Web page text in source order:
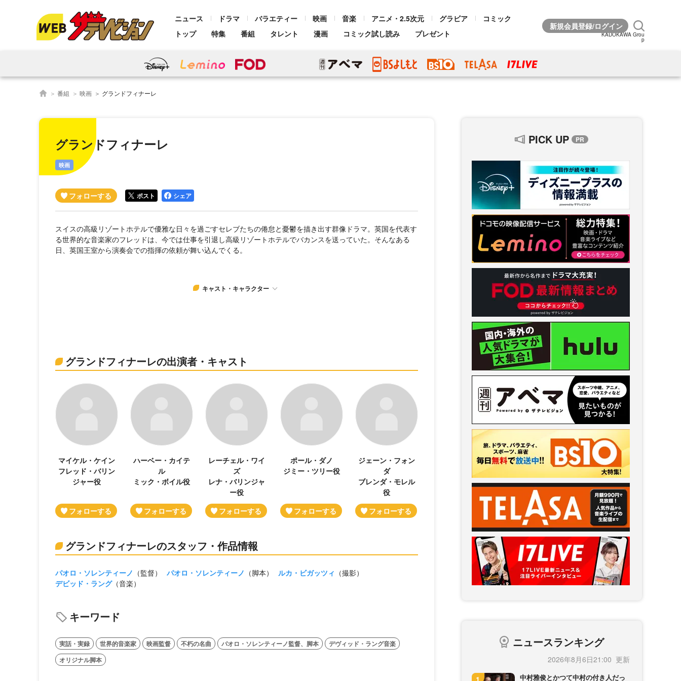
ニュース ドラマ バラエティー 映画 音楽 アニメ・2.5次元 グラビア
コミック
トップ
特集 番組 タレント 漫画 コミック試し読み プレゼント KADOKAWA Grou
p
番組 映画 グランドフィナーレ
グランドフィナーレ
映画
ポスト シェア
スイスの高級リゾートホテルで優雅な日々を過ごすセレブたちの倦怠と憂鬱を描き出す群像ドラマ。英国を代表す
る世界的な音楽家のフレッドは、今では仕事を引退し高級リゾートホテルでバカンスを送っていた。そんなある
日、英国王室から演奏会での指揮の依頼が舞い込んでくる。
キャスト・キャラクター
グランドフィナーレの出演者・キャスト
マイケル・ケイン
フレッド・バリン
ジャー役
ハーベー・カイテ
ル
ミック・ボイル役
レーチェル・ワイ
ズ
レナ・バリンジャ
ー役
ポール・ダノ
ジミー・ツリー役
ジェーン・フォン
ダ
ブレンダ・モレル
役
グランドフィナーレのスタッフ・作品情報
パオロ・ソレンティーノ （監督） パオロ・ソレンティーノ （脚本） ルカ・ビガッツィ （撮影）
デビッド・ラング（音楽）
キーワード
実話・実録 世界的音楽家 映画監督 不朽の名曲 パオロ・ソレンティーノ監督、脚本
デヴィッド・ラング音楽
オリジナル脚本
PICK UP
ニュースランキング
2026年8月6日21:00
中村雅俊とかつて中村の付き人だっ